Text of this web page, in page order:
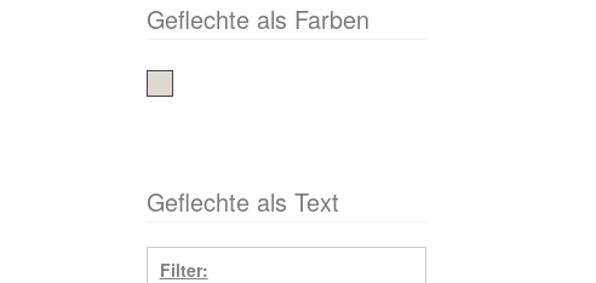
Geflechte als Farben
Geflechte als Text
Filter: